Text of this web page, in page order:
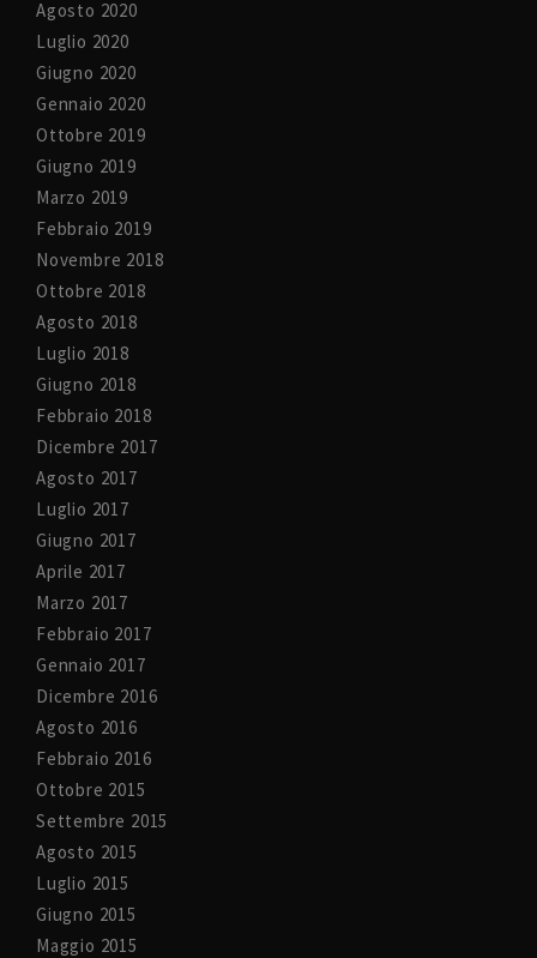
Agosto 2020
Luglio 2020
Giugno 2020
Gennaio 2020
Ottobre 2019
Giugno 2019
Marzo 2019
Febbraio 2019
Novembre 2018
Ottobre 2018
Agosto 2018
Luglio 2018
Giugno 2018
Febbraio 2018
Dicembre 2017
Agosto 2017
Luglio 2017
Giugno 2017
Aprile 2017
Marzo 2017
Febbraio 2017
Gennaio 2017
Dicembre 2016
Agosto 2016
Febbraio 2016
Ottobre 2015
Settembre 2015
Agosto 2015
Luglio 2015
Giugno 2015
Maggio 2015